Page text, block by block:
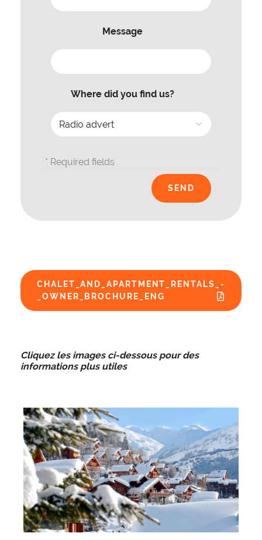
Message
Where did you find us?
* Required fields
CHALET_AND_APARTMENT_RENTALS_-
_OWNER_BROCHURE_ENG
Cliquez les images ci-dessous pour des
informations plus utiles